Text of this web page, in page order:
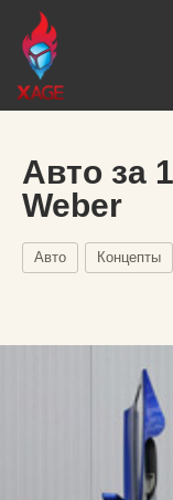
Авто за
Weber
Авто Концепты